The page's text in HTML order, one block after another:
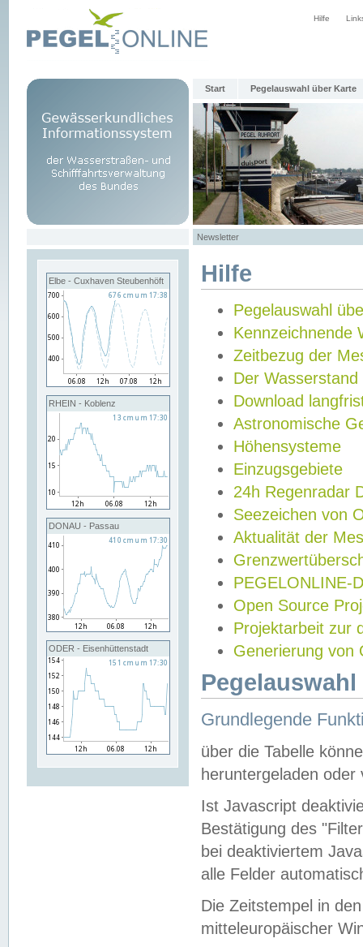
Hilfe
Start Pegelauswahl über Karte
Newsletter
Elbe - Cuxhaven Steubenhöft
RHEIN - Koblenz
DONAU - Passau
ODER - Eisenhüttenstadt
Hilfe
Pegelauswahl
Kennzeichnende
Zeitbezug der
Der Wasserstand
Download
Astronomische
Höhensysteme
Einzugsgebiete
24h Regenradar
Seezeichen von
Aktualität der
PEGELONLINE-
Open Source
Projektarbeit zur
Generierung von
Grundlegende
über die Tabelle
heruntergeladen oder
Ist Javascript
Bestätigung des
bei deaktiviertem
alle Felder
Die Zeitstempel in
mitteleuropäischer